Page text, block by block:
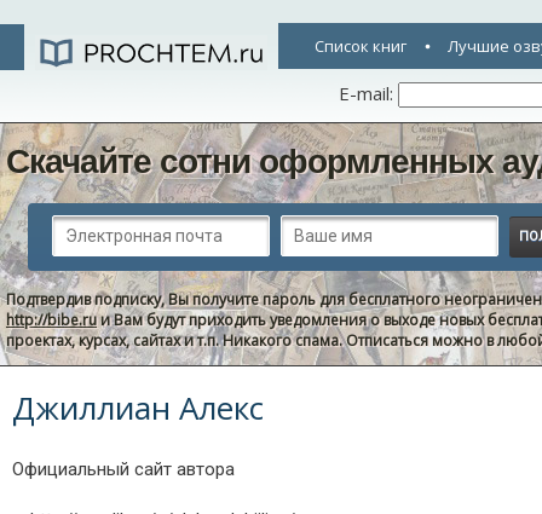
Список книг Лучшие
E-mail:
Скачайте сотни оформленных
Подтвердив подписку, Вы получите пароль для бесплатного
http://bibe.ruи Вам будут приходить уведомления о выходе новых
проектах, курсах, сайтах и т.п. Никакого спама. Отписаться можно в
Джиллиан Алекс
Официальный сайт автора